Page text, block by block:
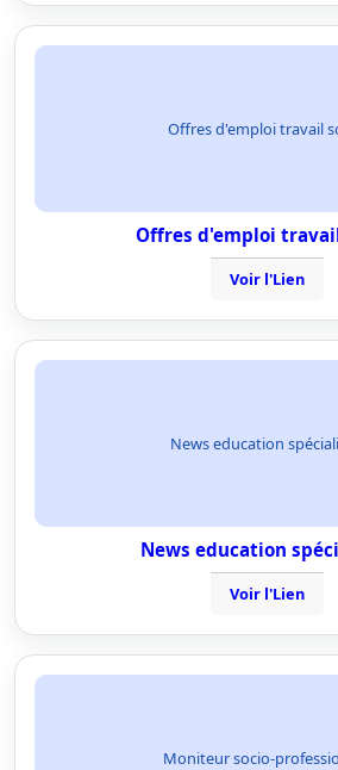
Offres d'emploi travail
Offres d'emploi
Voir l'Lien
News education
News education
Voir l'Lien
Moniteur socio-